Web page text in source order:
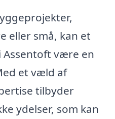
eller små, kan et
være en
et væld af
tilbyder
ydelser, som kan